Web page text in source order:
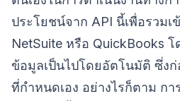
ประโยชน์จาก API นี้เพื่อรวมเ
NetSuite หรือ QuickBooks โ
ข้อมูลเป็นไปโดยอัตโนมัติ ซึ่ง
ที่กำหนดเอง อย่างไรก็ตาม กา